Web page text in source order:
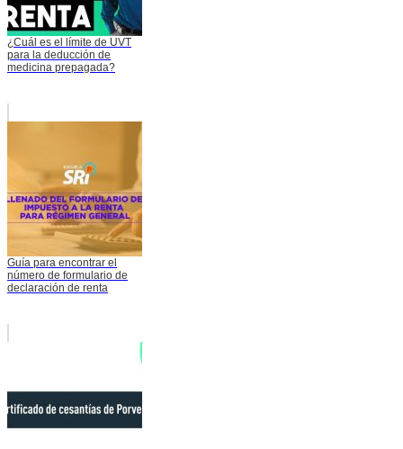
¿Cuál es el límite de UVT
para la deducción de
medicina prepagada?
Guía para encontrar el
número de formulario de
declaración de renta